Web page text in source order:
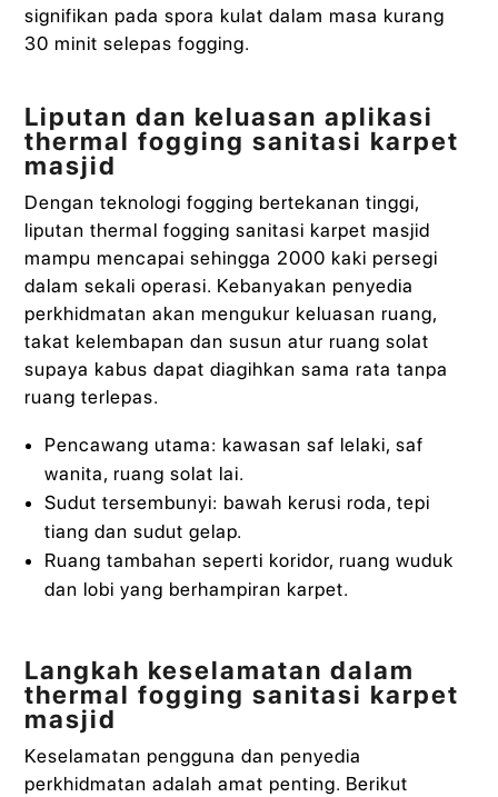
signifikan pada spora kulat dalam masa kurang
30 minit selepas fogging.
Liputan dan keluasan aplikasi
thermal fogging sanitasi karpet
masjid
Dengan teknologi fogging bertekanan tinggi,
liputan thermal fogging sanitasi karpet masjid
mampu mencapai sehingga 2000 kaki persegi
dalam sekali operasi. Kebanyakan penyedia
perkhidmatan akan mengukur keluasan ruang,
takat kelembapan dan susun atur ruang solat
supaya kabus dapat diagihkan sama rata tanpa
ruang terlepas.
Pencawang utama: kawasan saf lelaki, saf
wanita, ruang solat lai.
Sudut tersembunyi: bawah kerusi roda, tepi
tiang dan sudut gelap.
Ruang tambahan seperti koridor, ruang wuduk
dan lobi yang berhampiran karpet.
Langkah keselamatan dalam
thermal fogging sanitasi karpet
masjid
Keselamatan pengguna dan penyedia
perkhidmatan adalah amat penting. Berikut